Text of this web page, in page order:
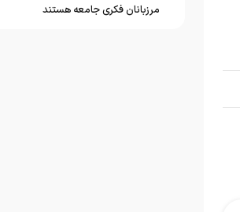
مرزبانان فکری جامعه هستند